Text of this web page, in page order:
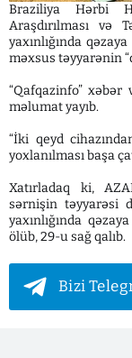
Braziliya Hərbi
Araşdırılması və
yaxınlığında
məxsus təyyarənin
“Qafqazinfo” xəbər
məlumat yayıb.
“İki qeyd
yoxlanılması başa
Xatırladaq ki,
sərnişin təyyarəsi
yaxınlığında
ölüb, 29-u sağ qalıb.
Bizi